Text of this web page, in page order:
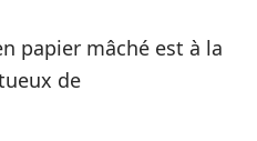
papier mâché est à la
de